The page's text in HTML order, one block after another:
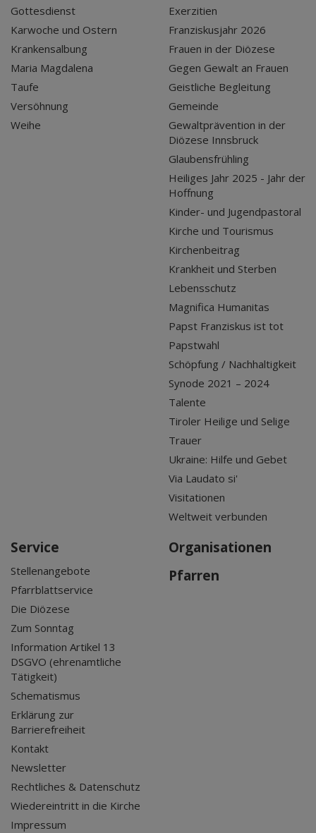
Gottesdienst
Karwoche und Ostern
Krankensalbung
Maria Magdalena
Taufe
Versöhnung
Weihe
Exerzitien
Franziskusjahr 2026
Frauen in der Diözese
Gegen Gewalt an Frauen
Geistliche Begleitung
Gemeinde
Gewaltprävention in der
Diözese Innsbruck
Glaubensfrühling
Heiliges Jahr 2025 - Jahr der
Hoffnung
Kinder- und Jugendpastoral
Kirche und Tourismus
Kirchenbeitrag
Krankheit und Sterben
Lebensschutz
Magnifica Humanitas
Papst Franziskus ist tot
Papstwahl
Schöpfung / Nachhaltigkeit
Synode 2021 – 2024
Talente
Tiroler Heilige und Selige
Trauer
Ukraine: Hilfe und Gebet
Via Laudato si'
Visitationen
Weltweit verbunden
Service
Stellenangebote
Pfarrblattservice
Die Diözese
Zum Sonntag
Information Artikel 13
DSGVO (ehrenamtliche
Tätigkeit)
Schematismus
Erklärung zur
Barrierefreiheit
Kontakt
Newsletter
Rechtliches & Datenschutz
Wiedereintritt in die Kirche
Impressum
Organisationen
Pfarren